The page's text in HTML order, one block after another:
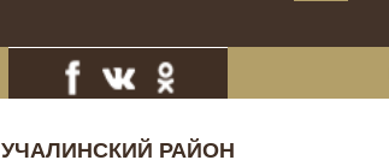
УЧАЛИНСКИЙ РАЙОН